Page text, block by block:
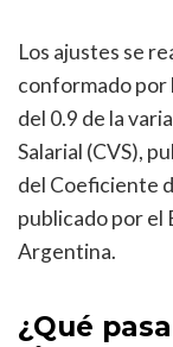
Los ajustes se
conformado por
del 0.9 de la
Salarial (CVS),
del Coeficiente
publicado por el
Argentina.
¿Qué